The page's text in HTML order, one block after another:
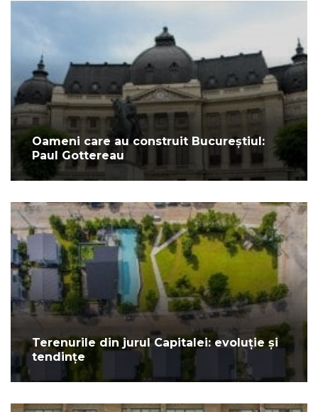
Oameni care au construit Bucureștiul:
Paul Gottereau
Terenurile din jurul Capitalei: evoluție și
tendințe